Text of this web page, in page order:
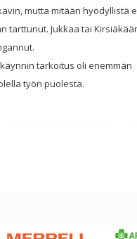
mutta mitään hyödyllistä
tarttunut. Jukkaa tai
tarkoitus oli enemmän
työn puolesta.